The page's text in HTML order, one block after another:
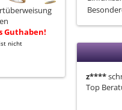
nicht
z****
Top